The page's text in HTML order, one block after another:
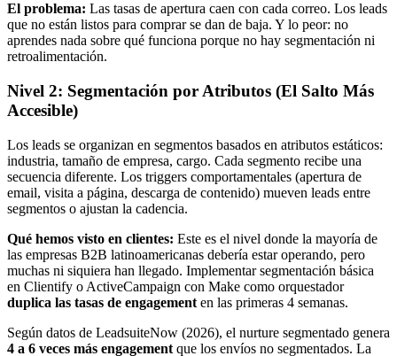
El problema: Las tasas de apertura caen con cada correo. Los leads
que no están listos para comprar se dan de baja. Y lo peor: no
aprendes nada sobre qué funciona porque no hay segmentación ni
retroalimentación.
Nivel 2: Segmentación por Atributos (El Salto Más
Accesible)
Los leads se organizan en segmentos basados en atributos estáticos:
industria, tamaño de empresa, cargo. Cada segmento recibe una
secuencia diferente. Los triggers comportamentales (apertura de
email, visita a página, descarga de contenido) mueven leads entre
segmentos o ajustan la cadencia.
Qué hemos visto en clientes: Este es el nivel donde la mayoría de
las empresas B2B latinoamericanas debería estar operando, pero
muchas ni siquiera han llegado. Implementar segmentación básica
en Clientify o ActiveCampaign con Make como orquestador
duplica las tasas de engagement en las primeras 4 semanas.
Según datos de LeadsuiteNow (2026), el nurture segmentado genera
4 a 6 veces más engagement que los envíos no segmentados. La